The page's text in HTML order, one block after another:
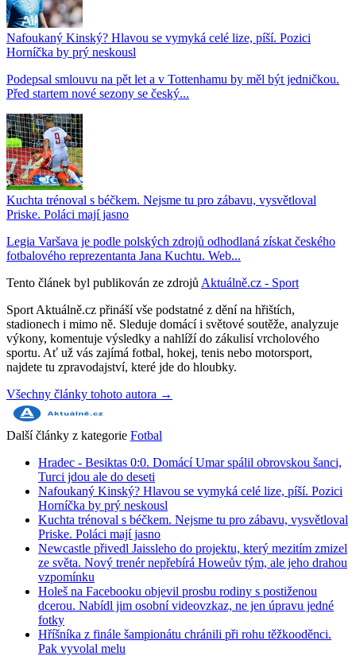
Nafoukaný Kinský? Hlavou se vymyká celé lize, píší. Pozici
Horníčka by prý neskousl
Podepsal smlouvu na pět let a v Tottenhamu by měl být jedničkou.
Před startem nové sezony se český...
Kuchta trénoval s béčkem. Nejsme tu pro zábavu, vysvětloval
Priske. Poláci mají jasno
Legia Varšava je podle polských zdrojů odhodlaná získat českého
fotbalového reprezentanta Jana Kuchtu. Web...
Tento článek byl publikován ze zdrojů Aktuálně.cz - Sport
Sport Aktuálně.cz přináší vše podstatné z dění na hřištích,
stadionech i mimo ně. Sleduje domácí i světové soutěže, analyzuje
výkony, komentuje výsledky a nahlíží do zákulisí vrcholového
sportu. Ať už vás zajímá fotbal, hokej, tenis nebo motorsport,
najdete tu zpravodajství, které jde do hloubky.
Všechny články tohoto autora →
Další články z kategorie Fotbal
Hradec - Besiktas 0:0. Domácí Umar spálil obrovskou šanci,
Turci jdou ale do deseti
Nafoukaný Kinský? Hlavou se vymyká celé lize, píší. Pozici
Horníčka by prý neskousl
Kuchta trénoval s béčkem. Nejsme tu pro zábavu, vysvětloval
Priske. Poláci mají jasno
Newcastle přivedl Jaissleho do projektu, který mezitím zmizel
ze světa. Nový trenér nepřebírá Howeův tým, ale jeho drahou
vzpomínku
Holeš na Facebooku objevil prosbu rodiny s postiženou
dcerou. Nabídl jim osobní videovzkaz, ne jen úpravu jedné
fotky
Hříšníka z finále šampionátu chránili při rohu těžkooděnci.
Pak vyvolal melu